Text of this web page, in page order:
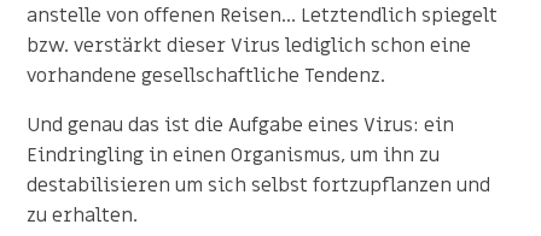
anstelle von offenen Reisen... Letztendlich spiegelt
bzw. verstärkt dieser Virus lediglich schon eine
vorhandene gesellschaftliche Tendenz.
Und genau das ist die Aufgabe eines Virus: ein
Eindringling in einen Organismus, um ihn zu
destabilisieren um sich selbst fortzupflanzen und
zu erhalten.